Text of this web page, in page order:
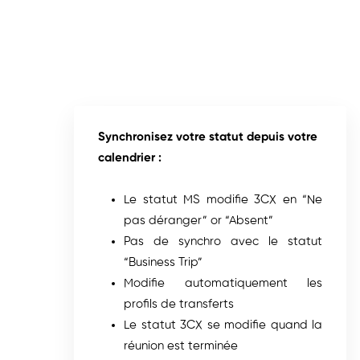
Synchronisez votre statut depuis votre
calendrier :
Le statut MS modifie 3CX en “Ne
pas déranger” or “Absent”
Pas de synchro avec le statut
“Business Trip”
Modifie automatiquement les
profils de transferts
Le statut 3CX se modifie quand la
réunion est terminée